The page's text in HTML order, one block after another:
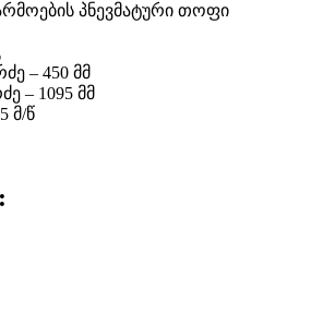
პნევმატური თოფი
– 450 მმ
– 1095 მმ
მ/წ